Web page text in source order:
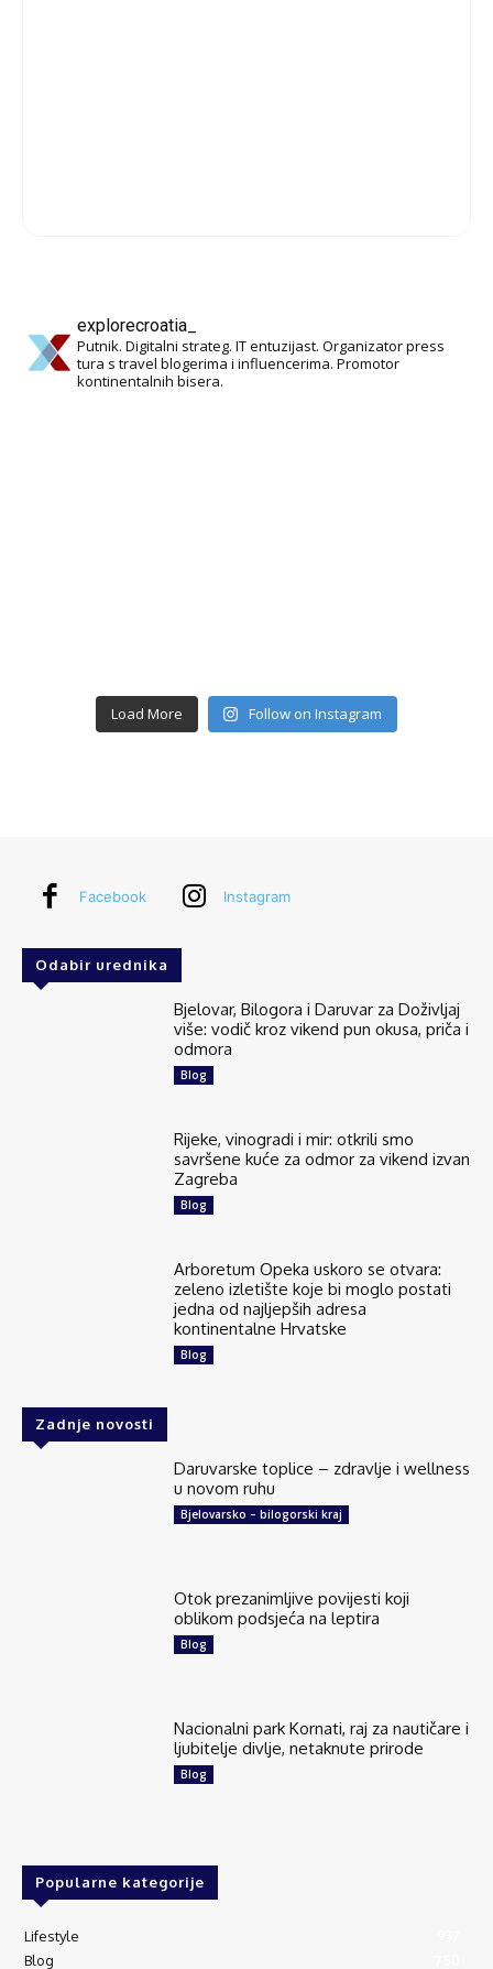
explorecroatia_
Putnik. Digitalni strateg. IT entuzijast. Organizator press
tura s travel blogerima i influencerima. Promotor
kontinentalnih bisera.
Load More Follow on Instagram
Facebook Instagram
Odabir urednika
Bjelovar, Bilogora i Daruvar za Doživljaj
više: vodič kroz vikend pun okusa, priča i
odmora
Blog
Rijeke, vinogradi i mir: otkrili smo
savršene kuće za odmor za vikend izvan
Zagreba
Blog
Arboretum Opeka uskoro se otvara:
zeleno izletište koje bi moglo postati
jedna od najljepših adresa
kontinentalne Hrvatske
Blog
Zadnje novosti
Daruvarske toplice – zdravlje i wellness
u novom ruhu
Bjelovarsko – bilogorski kraj
Otok prezanimljive povijesti koji
oblikom podsjeća na leptira
Blog
Nacionalni park Kornati, raj za nautičare i
ljubitelje divlje, netaknute prirode
Blog
Popularne kategorije
Lifestyle
Blog